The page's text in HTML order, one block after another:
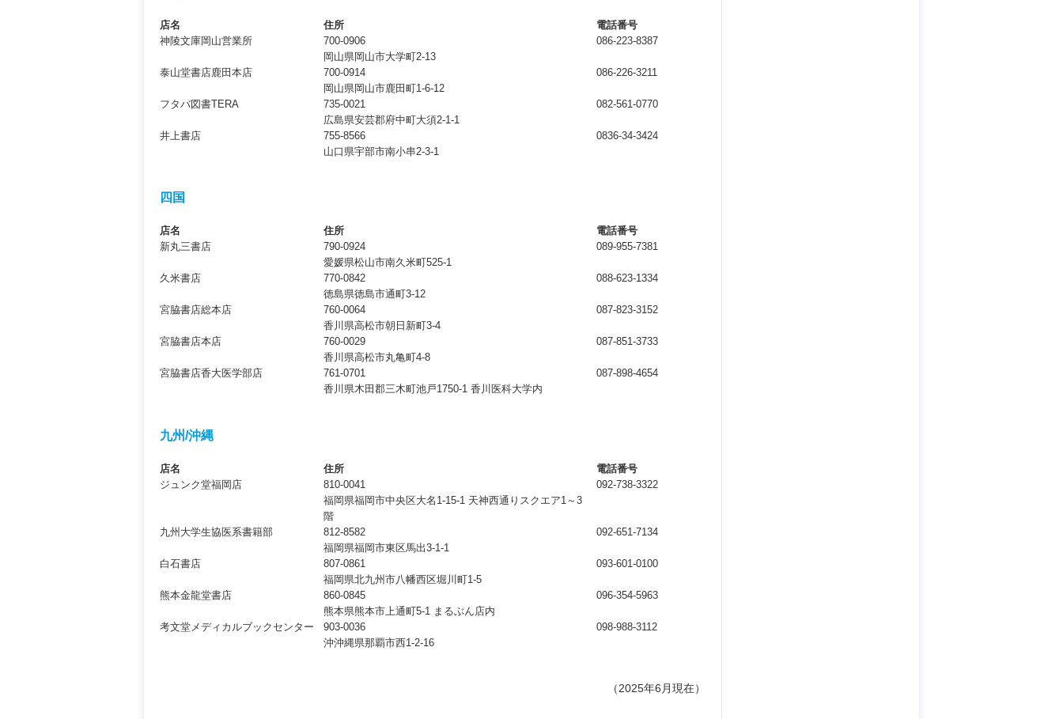
店名 住所
電話番号
神陵文庫岡山営業所
700-0906
岡山県岡山市大学町2-13
086-223-8387
泰山堂書店鹿田本店
700-0914
岡山県岡山市鹿田町1-6-12
086-226-3211
フタバ図書TERA
735-0021
広島県安芸郡府中町大須2-1-1
082-561-0770
井上書店
755-8566
山口県宇部市南小串2-3-1
0836-34-3424
四国
店名 住所
電話番号
新丸三書店
790-0924
愛媛県松山市南久米町525-1
089-955-7381
久米書店
770-0842
徳島県徳島市通町3-12
088-623-1334
宮脇書店総本店
760-0064
香川県高松市朝日新町3-4
087-823-3152
宮脇書店本店
760-0029
香川県高松市丸亀町4-8
087-851-3733
宮脇書店香大医学部店
761-0701
香川県木田郡三木町池戸1750-1 香川医科大学内
087-898-4654
九州/沖縄
店名 住所
電話番号
ジュンク堂福岡店
810-0041
福岡県福岡市中央区大名1-15-1 天神西通りスクエア1～3
階
092-738-3322
九州大学生協医系書籍部
812-8582
福岡県福岡市東区馬出3-1-1
092-651-7134
白石書店
807-0861
福岡県北九州市八幡西区堀川町1-5
093-601-0100
熊本金龍堂書店
860-0845
熊本県熊本市上通町5-1 まるぶん店内
096-354-5963
考文堂メディカルブックセンター
903-0036
沖沖縄県那覇市西1-2-16
098-988-3112
（2025年6月現在）